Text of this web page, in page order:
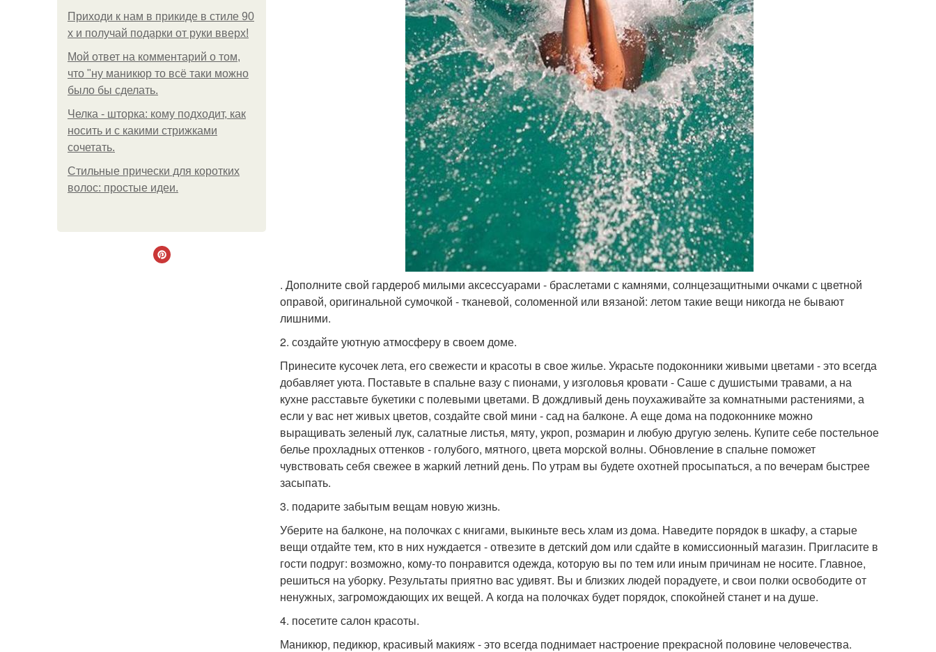
Приходи к нам в прикиде в стиле 90
х и получай подарки от руки вверх!
Мой ответ на комментарий о том,
что "ну маникюр то всё таки можно
было бы сделать.
Челка - шторка: кому подходит, как
носить и с какими стрижками
сочетать.
Стильные прически для коротких
волос: простые идеи.
. Дополните свой гардероб милыми аксессуарами - браслетами с камнями, солнцезащитными очками с цветной
оправой, оригинальной сумочкой - тканевой, соломенной или вязаной: летом такие вещи никогда не бывают
лишними.
2. создайте уютную атмосферу в своем доме.
Принесите кусочек лета, его свежести и красоты в свое жилье. Украсьте подоконники живыми цветами - это всегда
добавляет уюта. Поставьте в спальне вазу с пионами, у изголовья кровати - Саше с душистыми травами, а на
кухне расставьте букетики с полевыми цветами. В дождливый день поухаживайте за комнатными растениями, а
если у вас нет живых цветов, создайте свой мини - сад на балконе. А еще дома на подоконнике можно
выращивать зеленый лук, салатные листья, мяту, укроп, розмарин и любую другую зелень. Купите себе постельное
белье прохладных оттенков - голубого, мятного, цвета морской волны. Обновление в спальне поможет
чувствовать себя свежее в жаркий летний день. По утрам вы будете охотней просыпаться, а по вечерам быстрее
засыпать.
3. подарите забытым вещам новую жизнь.
Уберите на балконе, на полочках с книгами, выкиньте весь хлам из дома. Наведите порядок в шкафу, а старые
вещи отдайте тем, кто в них нуждается - отвезите в детский дом или сдайте в комиссионный магазин. Пригласите в
гости подруг: возможно, кому-то понравится одежда, которую вы по тем или иным причинам не носите. Главное,
решиться на уборку. Результаты приятно вас удивят. Вы и близких людей порадуете, и свои полки освободите от
ненужных, загромождающих их вещей. А когда на полочках будет порядок, спокойней станет и на душе.
4. посетите салон красоты.
Маникюр, педикюр, красивый макияж - это всегда поднимает настроение прекрасной половине человечества.